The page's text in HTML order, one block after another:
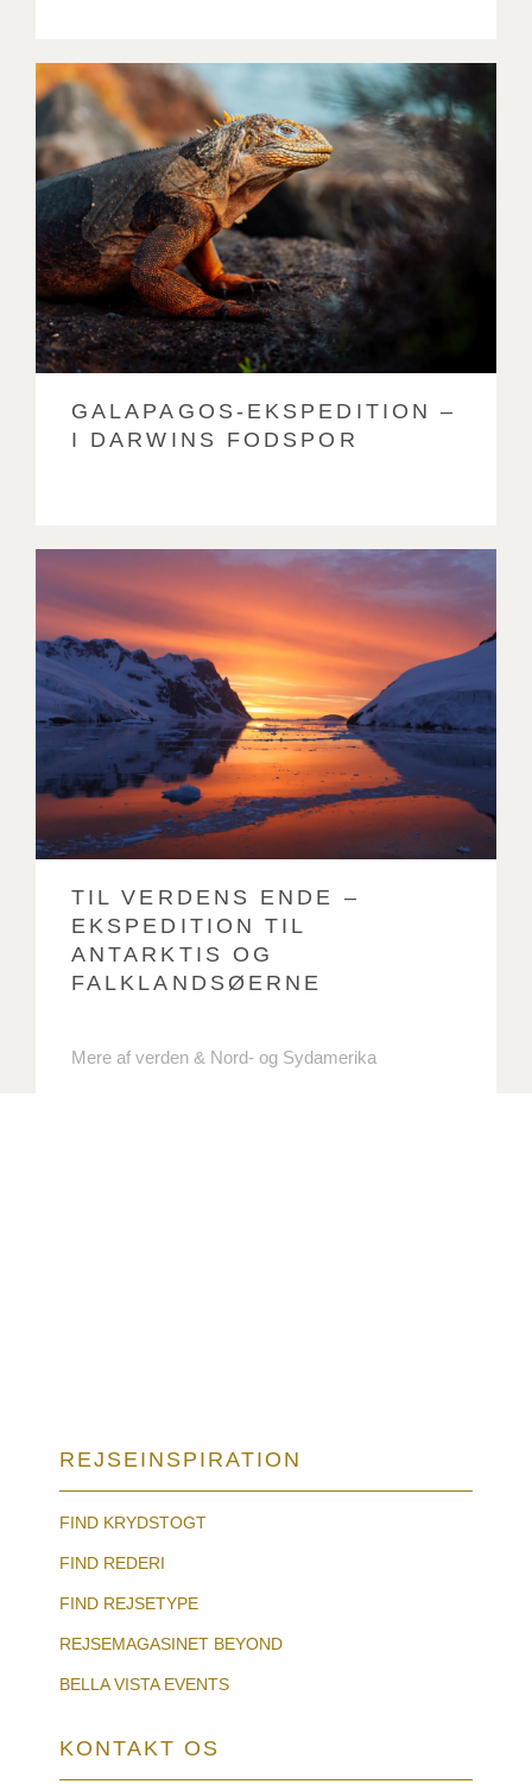
GALAPAGOS-EKSPEDITION –
I DARWINS FODSPOR
TIL VERDENS ENDE –
EKSPEDITION TIL
ANTARKTIS OG
FALKLANDSØERNE
Mere af verden Nord- og Sydamerika
REJSEINSPIRATION
FIND KRYDSTOGT
FIND REDERI
FIND REJSETYPE
REJSEMAGASINET BEYOND
BELLA VISTA EVENTS
KONTAKT OS